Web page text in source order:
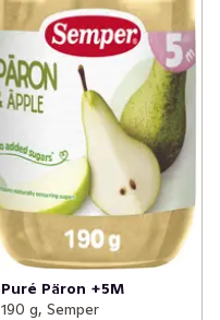
Puré Päron +5M
190 g, Semper